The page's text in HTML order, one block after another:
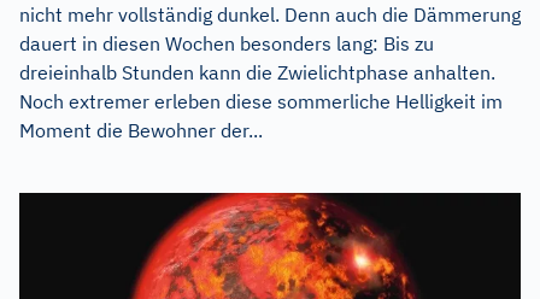
nicht mehr vollständig dunkel. Denn auch die Dämmerung
dauert in diesen Wochen besonders lang: Bis zu
dreieinhalb Stunden kann die Zwielichtphase anhalten.
Noch extremer erleben diese sommerliche Helligkeit im
Moment die Bewohner der...